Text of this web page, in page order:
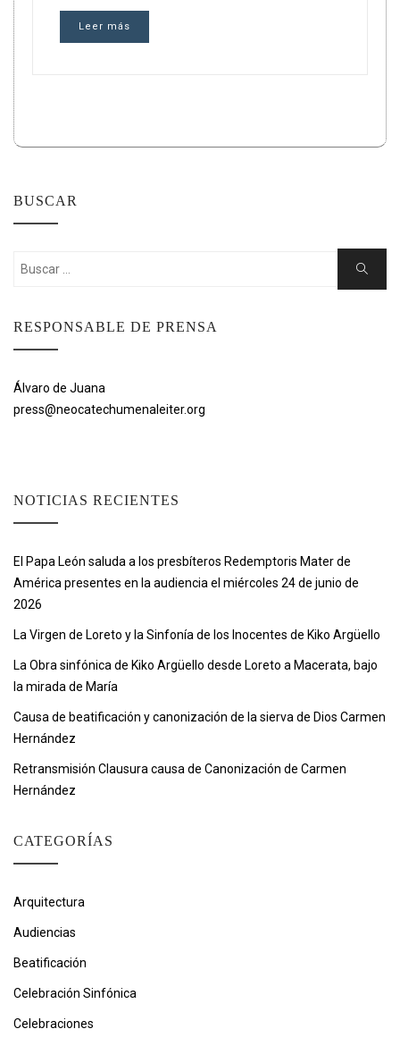
Leer más
BUSCAR
Buscar:
Buscar
RESPONSABLE DE PRENSA
Álvaro de Juana
press@neocatechumenaleiter.org
NOTICIAS RECIENTES
El Papa León saluda a los presbíteros Redemptoris Mater de
América presentes en la audiencia el miércoles 24 de junio de
2026
La Virgen de Loreto y la Sinfonía de los Inocentes de Kiko Argüello
La Obra sinfónica de Kiko Argüello desde Loreto a Macerata, bajo
la mirada de María
Causa de beatificación y canonización de la sierva de Dios Carmen
Hernández
Retransmisión Clausura causa de Canonización de Carmen
Hernández
CATEGORÍAS
Arquitectura
Audiencias
Beatificación
Celebración Sinfónica
Celebraciones